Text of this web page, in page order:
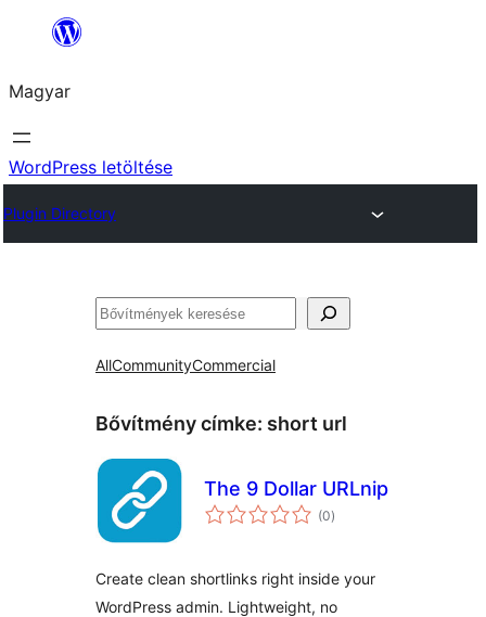
Ugrás
tartalomhoz
Magyar
WordPress letöltése
Plugin Directory
Keresés
AllCommunityCommercial
Bővítmény címke: short url
The 9 Dollar URLnip
(0értékelés
összesen
)
Create clean shortlinks right inside your
WordPress admin. Lightweight, no